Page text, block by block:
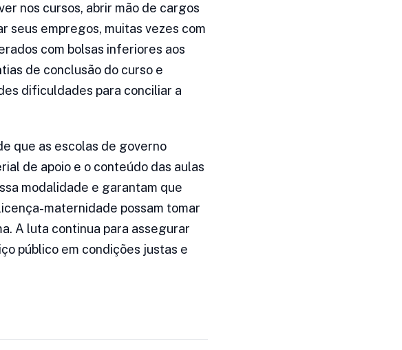
nos cursos, abrir mão de cargos
seus empregos, muitas vezes com
com bolsas inferiores aos
de conclusão do curso e
dificuldades para conciliar a
que as escolas de governo
de apoio e o conteúdo das aulas
modalidade e garantam que
maternidade possam tomar
A luta continua para assegurar
público em condições justas e